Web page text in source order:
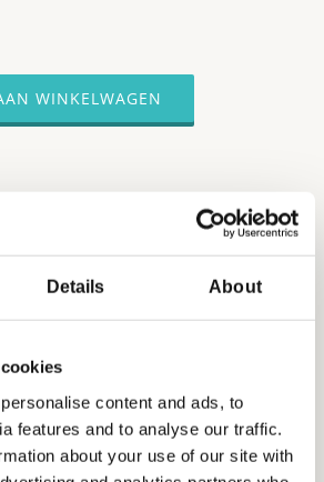
Details About
content and ads, to
features and to analyse our traffic.
about your use of our site with
WINKELWAGEN